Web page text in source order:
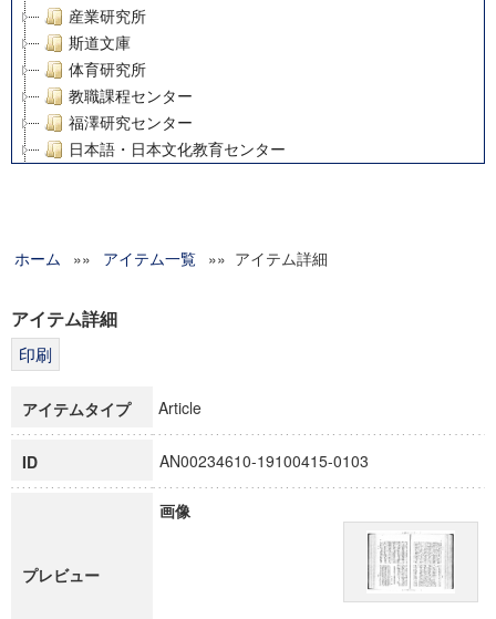
産業研究所
斯道文庫
体育研究所
教職課程センター
福澤研究センター
日本語・日本文化教育センター
グローバルリサーチインスティテュート
科学研究費補助金研究成果報告書
博士課程教育リーディングプログラム「超成熟社会発展のサ
ホーム »» アイテム一覧 »» アイテム詳細
アイテム詳細
アイテムタイプ Article
ID AN00234610-19100415-0103
プレビュー
画像